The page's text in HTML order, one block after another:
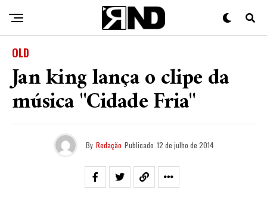
OLD
Jan king lança o clipe da
música "Cidade Fria"
By Redação Publicado 12 de julho de 2014